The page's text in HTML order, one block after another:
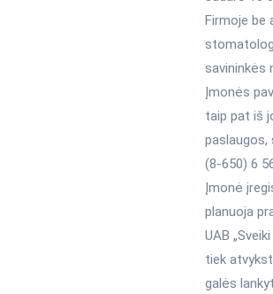
Firmoje be
savininkės
Įmonės
taip pat iš
paslaugos,
(8-650) 6
Įmonė
planuoja
UAB
tiek
galės